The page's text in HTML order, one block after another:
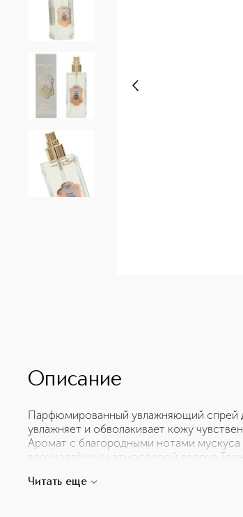
Описание
Парфюмированный увлажняющий спрей
увлажняет и обволакивает кожу
Аромат с благородными нотами
вдохновлённым атмосферой дворца
композиция погружает в мир древней
Читать еще